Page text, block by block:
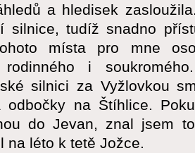
a hledisek
silnice, tudíž snadno
místa pro mne
i
silnici za Vyžlovkou
odbočky na Štíhlice.
do Jevan, znal jsem
na léto k tetě Jožce.